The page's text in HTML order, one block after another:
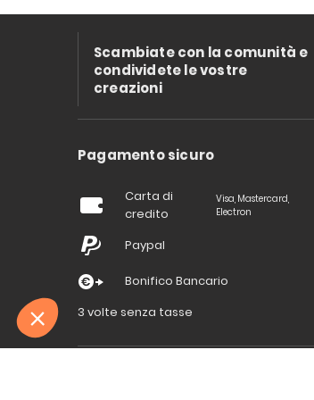
Scambiate con la comunità e
condividete le vostre
creazioni
Pagamento sicuro
Carta di
credito
Visa, Mastercard,
Electron
Paypal
Bonifico Bancario
3 volte senza tasse